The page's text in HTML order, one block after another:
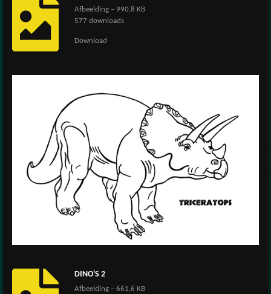
Afbeelding – 990,8 KB
577 downloads
Download
DINO'S 2
Afbeelding – 661,6 KB